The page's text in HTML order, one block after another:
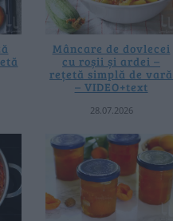
Mâncare de dovlecei
cu roșii și ardei –
rețetă simplă de vară
– VIDEO+text
28.07.2026